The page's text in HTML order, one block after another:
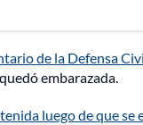
de la Defensa
embarazada.
luego de que